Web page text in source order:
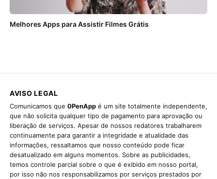
Melhores Apps para Assistir Filmes Grátis
AVISO LEGAL
Comunicamos que 0PenApp é um site totalmente independente,
que não solicita qualquer tipo de pagamento para aprovação ou
liberação de serviços. Apesar de nossos redatores trabalharem
continuamente para garantir a integridade e atualidade das
informações, ressaltamos que nosso conteúdo pode ficar
desatualizado em alguns momentos. Sobre as publicidades,
temos controle parcial sobre o que é exibido em nosso portal,
por isso não nos responsabilizamos por serviços prestados por